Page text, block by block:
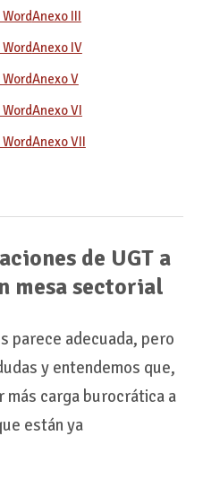
Anexo III
Anexo IV
Anexo V
Anexo VI
Anexo VII
de UGT a
mesa sectorial
parece adecuada, pero
y entendemos que,
más carga burocrática a
están ya